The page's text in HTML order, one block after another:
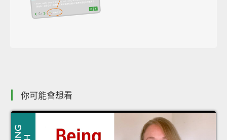
你可能會想看